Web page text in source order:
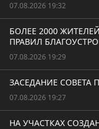
07.08.2026 19:32
БОЛЕЕ 2000
ПРАВИЛ
07.08.2026 19:29
ЗАСЕДАНИЕ СОВЕТА
07.08.2026 19:27
НА УЧАСТКАХ